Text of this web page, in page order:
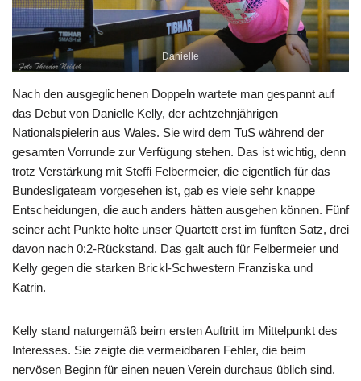
Danielle
Nach den ausgeglichenen Doppeln wartete man gespannt auf
das Debut von Danielle Kelly, der achtzehnjährigen
Nationalspielerin aus Wales. Sie wird dem TuS während der
gesamten Vorrunde zur Verfügung stehen. Das ist wichtig, denn
trotz Verstärkung mit Steffi Felbermeier, die eigentlich für das
Bundesligateam vorgesehen ist, gab es viele sehr knappe
Entscheidungen, die auch anders hätten ausgehen können. Fünf
seiner acht Punkte holte unser Quartett erst im fünften Satz, drei
davon nach 0:2-Rückstand. Das galt auch für Felbermeier und
Kelly gegen die starken Brickl-Schwestern Franziska und
Katrin.
Kelly stand naturgemäß beim ersten Auftritt im Mittelpunkt des
Interesses. Sie zeigte die vermeidbaren Fehler, die beim
nervösen Beginn für einen neuen Verein durchaus üblich sind.